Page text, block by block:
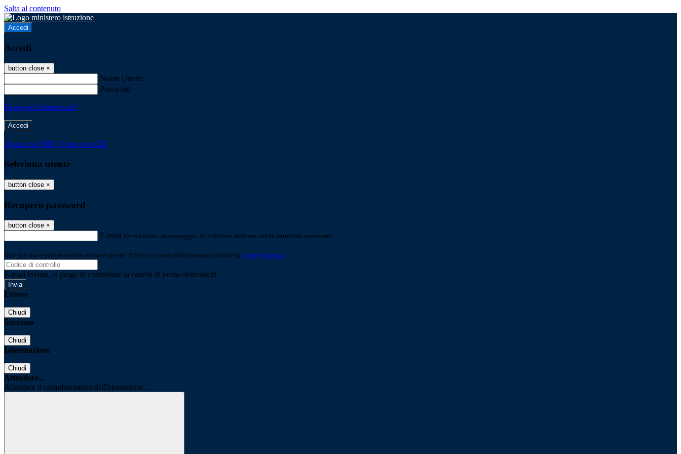
Salta al contenuto
Accedi
Accedi
button close ×
Nome Utente
Password
Password dimenticata?
-
Entra con SPID Entra con CIE
Seleziona utente
button close ×
Recupero password
button close ×
E-mail Verrà inviato un messaggio all'indirizzo indicato con le istruzioni necessarie.
Non hai una e-mail associata al nome utente? Effettua il reset della password tramite la Login Spaggiari
E-mail inviata, si prega di controllare la casella di posta elettronica!
Errore
Chiudi
Successo
Chiudi
Informazione
Chiudi
Attendere...
Attendere il completamento dell'operazione...